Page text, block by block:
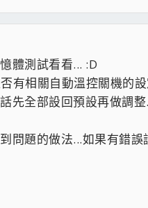
體測試看看... :D
有相關自動溫控關機的
先全部設回預設再做調整
問題的做法...如果有錯誤